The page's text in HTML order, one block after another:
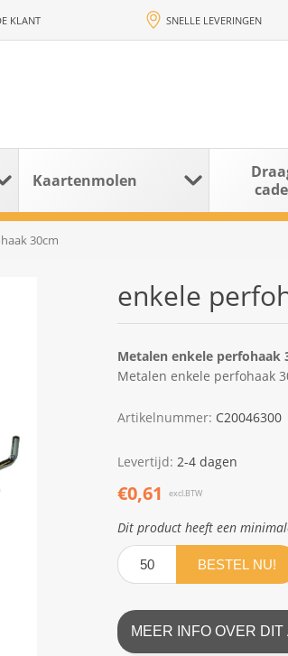
KLANT SNELLE LEVERINGEN
Kaartenmolen
30cm
enkele
Metalen enkele perfohaak
Metalen enkele perfohaak
Artikelnummer: C20046300
Levertijd: 2-4 dagen
€0,61 excl.BTW
Dit product heeft een
BESTEL NU!
MEER INFO OVER DIT